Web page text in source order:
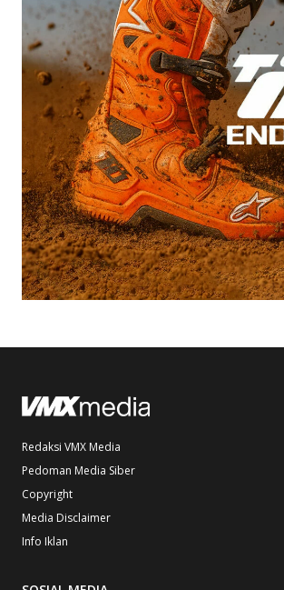
Redaksi VMX Media
Pedoman Media Siber
Copyright
Media Disclaimer
Info Iklan